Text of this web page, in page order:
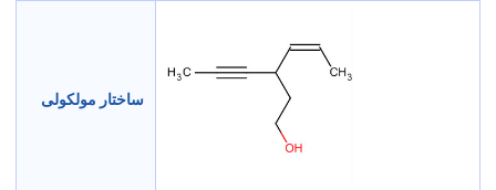
ساختار مولکولی